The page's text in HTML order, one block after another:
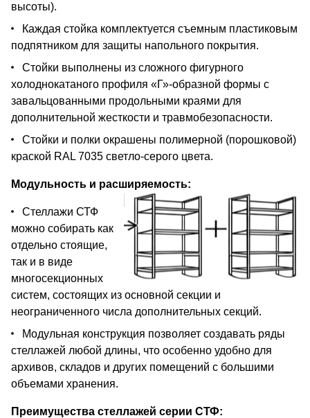
высоты).
Каждая стойка комплектуется съемным пластиковым
подпятником для защиты напольного покрытия.
Стойки выполнены из сложного фигурного
холоднокатаного профиля «Г»-образной формы с
завальцованными продольными краями для
дополнительной жесткости и травмобезопасности.
Стойки и полки окрашены полимерной (порошковой)
краской RAL 7035 светло-серого цвета.
Модульность и расширяемость:
Стеллажи СТФ
можно собирать как
отдельно стоящие,
так и в виде
многосекционных
систем, состоящих из основной секции и
неограниченного числа дополнительных секций.
Модульная конструкция позволяет создавать ряды
стеллажей любой длины, что особенно удобно для
архивов, складов и других помещений с большими
объемами хранения.
Преимущества стеллажей серии СТФ: